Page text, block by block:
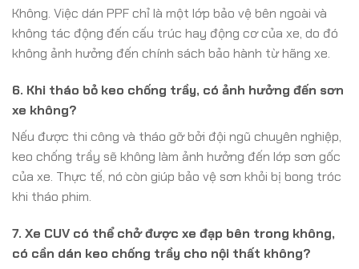
Không. Việc dán PPF chỉ là một lớp bảo vệ bên ngoài và
không tác động đến cấu trúc hay động cơ của xe, do đó
không ảnh hưởng đến chính sách bảo hành từ hãng xe.
6. Khi tháo bỏ keo chống trầy, có ảnh hưởng đến sơn
xe không?
Nếu được thi công và tháo gỡ bởi đội ngũ chuyên nghiệp,
keo chống trầy sẽ không làm ảnh hưởng đến lớp sơn gốc
của xe. Thực tế, nó còn giúp bảo vệ sơn khỏi bị bong tróc
khi tháo phim.
7. Xe CUV có thể chở được xe đạp bên trong không,
có cần dán keo chống trầy cho nội thất không?